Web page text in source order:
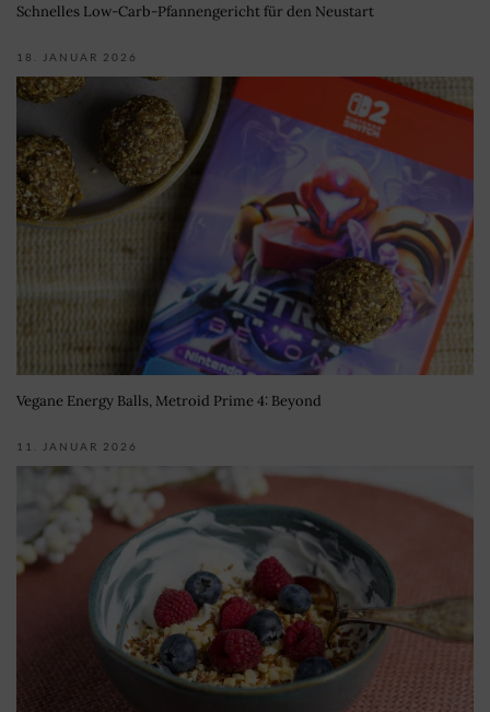
Schnelles Low-Carb-Pfannengericht für den Neustart
18. JANUAR 2026
Vegane Energy Balls, Metroid Prime 4: Beyond
11. JANUAR 2026